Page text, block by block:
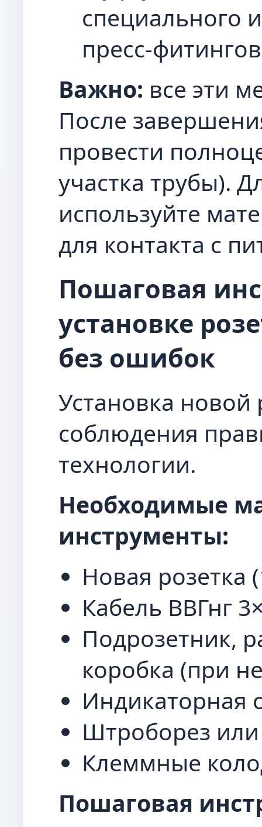
специального
пресс-
Важно: все эти
После
провести
участка трубы).
используйте
для контакта с
Пошаговая
установке
без ошибок
Установка новой
соблюдения
технологии.
Необходимые
инструменты:
Новая розетка
Кабель ВВГнг
Подрозетник,
коробка (при
Индикаторная
Штроборез
Клеммные
Пошаговая